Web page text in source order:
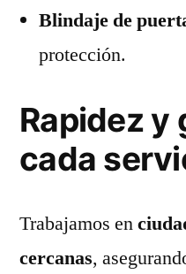
Blindaje de
protección.
Rapidez y
cada
Trabajamos en
cercanas,